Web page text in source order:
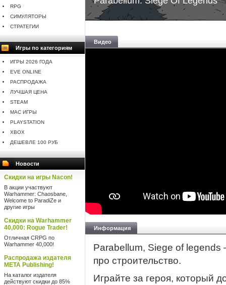
RPG
СИМУЛЯТОРЫ
СТРАТЕГИИ
Игры по категориям
ИГРЫ 2026 ГОДА
EVE ONLINE
РАСПРОДАЖА
ЛУЧШАЯ ЦЕНА
STEAM
MAC ИГРЫ
PLAYSTATION
XBOX
ДЕШЕВЛЕ 100 РУБ
Новости
Скидки на игры Nacon!
В акции участвуют
Warhammer: Chaosbane,
Welcome to ParadiZe и
другие игры
Скидки на Warhammer
40,000: Rogue Trader!
Отличная CRPG по
Warhammer 40,000!
Распродажа издателя
META Publishing!
На каталог издателя
действуют скидки до 85%
Видео
Информация
Parabellum, Siege of legends
про строительство.
Играйте за героя, который